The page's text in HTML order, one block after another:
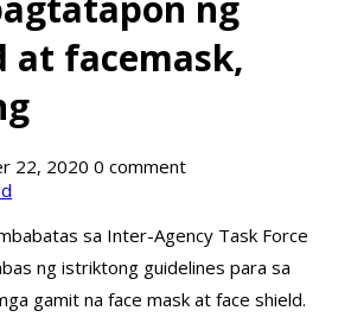
at facemask,
22, 2020 0 comment
sa Inter-Agency Task Force
ng istriktong guidelines para sa
gamit na face mask at face shield.